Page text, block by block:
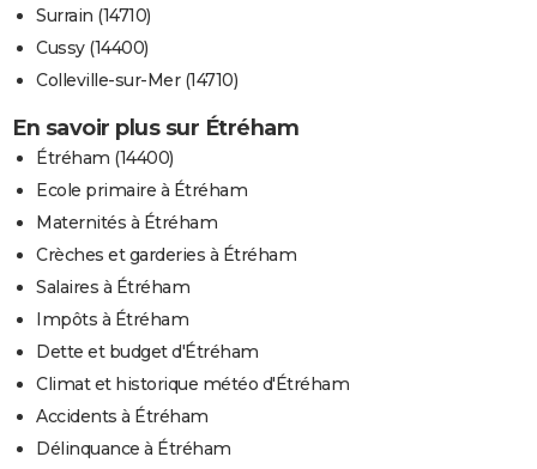
Surrain (14710)
Cussy (14400)
Colleville-sur-Mer (14710)
En savoir plus sur Étréham
Étréham (14400)
Ecole primaire à Étréham
Maternités à Étréham
Crèches et garderies à Étréham
Salaires à Étréham
Impôts à Étréham
Dette et budget d'Étréham
Climat et historique météo d'Étréham
Accidents à Étréham
Délinquance à Étréham